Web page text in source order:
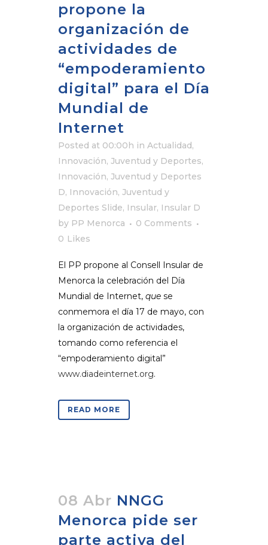
propone la
organización de
actividades de
“empoderamiento
digital” para el Día
Mundial de
Internet
Posted at 00:00h in Actualidad,
Innovación, Juventud y Deportes,
Innovación, Juventud y Deportes
D, Innovación, Juventud y
Deportes Slide, Insular, Insular D
by PP Menorca
0 Comments
0 Likes
El PP propone al Consell Insular de
Menorca la celebración del Día
Mundial de Internet, que se
conmemora el día 17 de mayo, con
la organización de actividades,
tomando como referencia el
“empoderamiento digital”
www.diadeinternet.org.
READ MORE
08 Abr NNGG
Menorca pide ser
parte activa del